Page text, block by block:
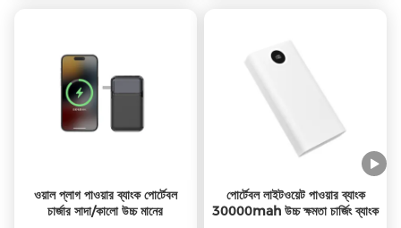
ওয়াল প্লাগ পাওয়ার ব্যাংক পোর্টেবল
চার্জার সাদা/কালো উচ্চ মানের
পোর্টেবল লাইটওয়েট পাওয়ার ব্যাংক
30000mah উচ্চ ক্ষমতা চার্জিং ব্যাংক